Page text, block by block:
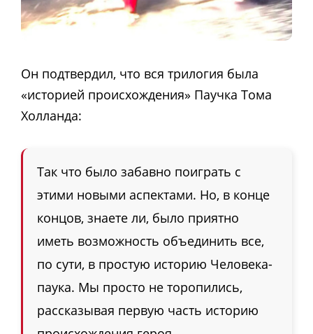
Он подтвердил, что вся трилогия была
«историей происхождения» Паучка Тома
Холланда:
Так что было забавно поиграть с
этими новыми аспектами. Но, в конце
концов, знаете ли, было приятно
иметь возможность объединить все,
по сути, в простую историю Человека-
паука. Мы просто не торопились,
рассказывая первую часть историю